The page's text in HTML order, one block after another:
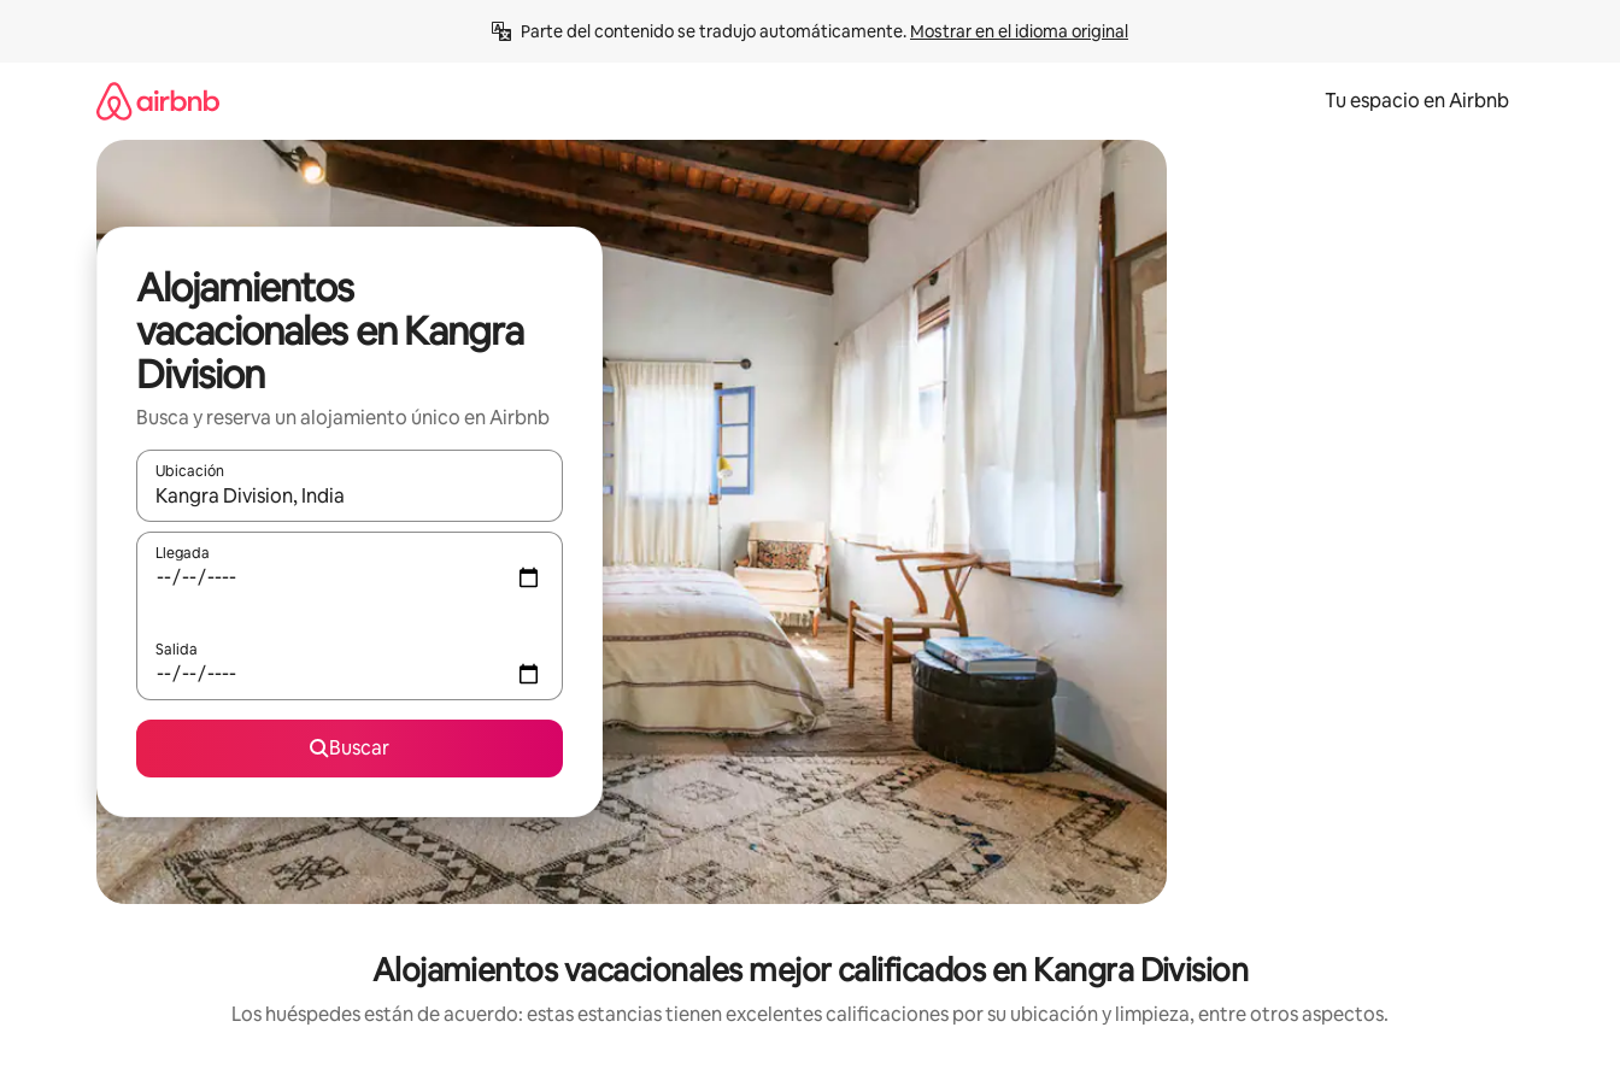
Parte del contenido se tradujo automáticamente. Mostrar en el idioma original
Tu espacio en Airbnb
Alojamientos
vacacionales en Kangra
Division
Busca y reserva un alojamiento único en Airbnb
Ubicación
Cuando los resultados estén disponibles, podrás navegar usando las teclas de las flechas hacia arriba y hacia abajo, o bien tocando y deslizando la pantalla.
Llegada
Salida
Buscar
Alojamientos vacacionales mejor calificados en Kangra Division
Los huéspedes están de acuerdo: estas estancias tienen excelentes calificaciones por su ubicación y limpieza, entre otros aspectos.